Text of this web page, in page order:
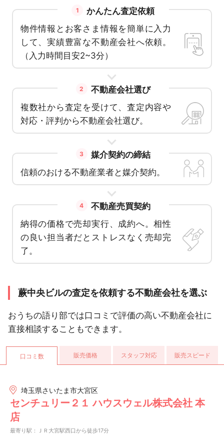
1
かんたん査定依頼
物件情報とお客さま情報を簡単に入力
して、実績豊富な不動産会社へ依頼。
（入力時間目安2~3分）
2
不動産会社選び
複数社から査定を受けて、査定内容や
対応・評判から不動産会社選び。
3
媒介契約の締結
信頼のおける不動産業者と媒介契約。
4
不動産売買契約
納得の価格で売却実行、成約へ。相性
の良い担当者だとストレスなく売却完
了。
蕨中央ビルの査定を依頼する不動産会社を選ぶ
おうちの語り部では口コミで評価の高い不動産会社に
直接相談することもできます。
口コミ数 販売価格 スタッフ対応 販売スピード
埼玉県さいたま市大宮区
センチュリー２１ ハウスウェル株式会社 本
店
最寄り駅：ＪＲ大宮駅西口から徒歩17分